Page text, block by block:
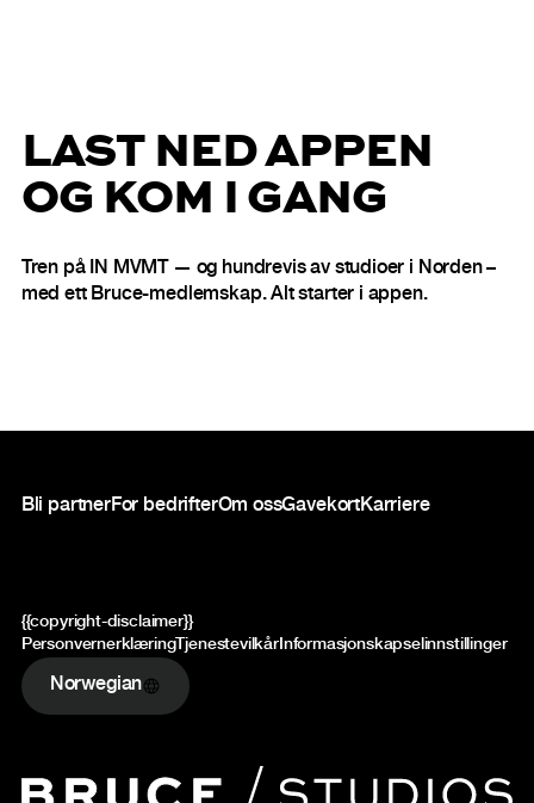
LAST NED APPEN
OG KOM I GANG
Tren på IN MVMT — og hundrevis av studioer i Norden –
med ett Bruce-medlemskap. Alt starter i appen.
Bli partnerFor bedrifterOm ossGavekortKarriere
{{copyright-disclaimer}}
PersonvernerklæringTjenestevilkårInformasjonskapselinnstillinger
Norwegian